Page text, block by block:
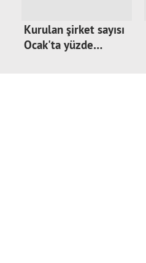
Kurulan şirket sayısı
Ocak'ta yüzde…